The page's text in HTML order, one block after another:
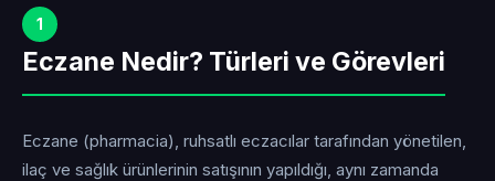
1
Eczane Nedir? Türleri ve Görevleri
Eczane (pharmacia), ruhsatlı eczacılar tarafından yönetilen,
ilaç ve sağlık ürünlerinin satışının yapıldığı, aynı zamanda